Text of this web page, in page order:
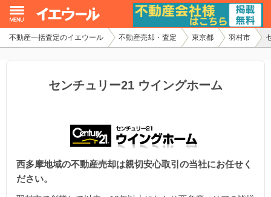
不動産一括査定のイエウール 不動産売却・査定 東京都 羽村市
センチュリー21 ウイングホーム
西多摩地域の不動産売却は親切安心取引の当社にお任せく
ださい。
イエウール加盟希望の不動産会社様
不動産の売却・一括査定
家査定シミュレーター